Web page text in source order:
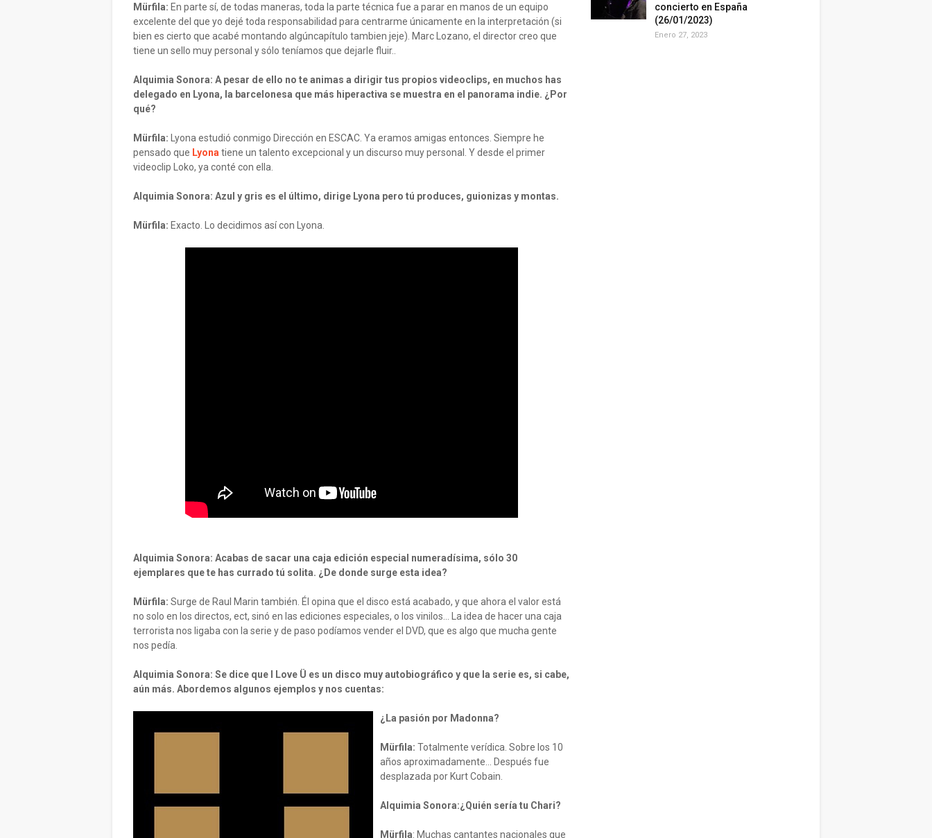
Mürfila: En parte sí, de todas maneras, toda la parte técnica fue a parar en manos de un equipo
excelente del que yo dejé toda responsabilidad para centrarme únicamente en la interpretación (si
bien es cierto que acabé montando algúncapítulo tambien jeje). Marc Lozano, el director creo que
tiene un sello muy personal y sólo teníamos que dejarle fluir..
Alquimia Sonora: A pesar de ello no te animas a dirigir tus propios videoclips, en muchos has
delegado en Lyona, la barcelonesa que más hiperactiva se muestra en el panorama indie. ¿Por
qué?
Mürfila: Lyona estudió conmigo Dirección en ESCAC. Ya eramos amigas entonces. Siempre he
pensado que Lyona tiene un talento excepcional y un discurso muy personal. Y desde el primer
videoclip Loko, ya conté con ella.
Alquimia Sonora: Azul y gris es el último, dirige Lyona pero tú produces, guionizas y montas.
Mürfila: Exacto. Lo decidimos así con Lyona.
Alquimia Sonora: Acabas de sacar una caja edición especial numeradísima, sólo 30
ejemplares que te has currado tú solita. ¿De donde surge esta idea?
Mürfila: Surge de Raul Marin también. Él opina que el disco está acabado, y que ahora el valor está
no solo en los directos, ect, sinó en las ediciones especiales, o los vinilos… La idea de hacer una caja
terrorista nos ligaba con la serie y de paso podíamos vender el DVD, que es algo que mucha gente
nos pedía.
Alquimia Sonora: Se dice que I Love Ü es un disco muy autobiográfico y que la serie es, si cabe,
aún más. Abordemos algunos ejemplos y nos cuentas:
¿La pasión por Madonna?
Mürfila: Totalmente verídica. Sobre los 10
años aproximadamente… Después fue
desplazada por Kurt Cobain.
Alquimia Sonora:¿Quién sería tu Chari?
Mürfila: Muchas cantantes nacionales que
concierto en España
(26/01/2023)
Enero 27, 2023